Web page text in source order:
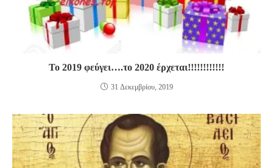
To 2019 φεύγει….το 2020 έρχεται!!!!!!!!!!!!
31 Δεκεμβρίου, 2019